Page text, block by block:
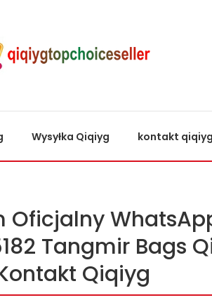
Wysyłka Qiqiyg kontakt qiqiyg
Oficjalny
Tangmir Bags
Qiqiyg